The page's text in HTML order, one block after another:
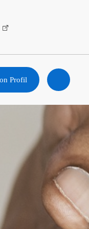
Profil
Ouvrir